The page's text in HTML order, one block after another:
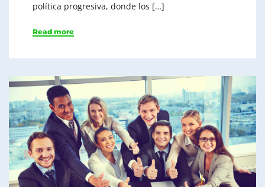
política progresiva, donde los […]
Read more